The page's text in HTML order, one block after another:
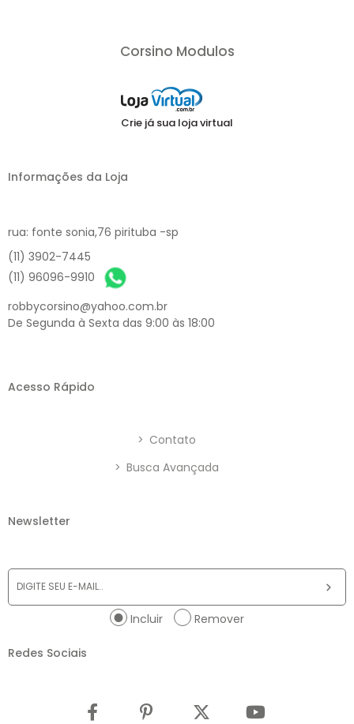
Corsino Modulos
Crie já sua loja virtual
Informações da Loja
rua: fonte sonia,76 pirituba -sp
(11) 3902-7445
(11) 96096-9910
robbycorsino@yahoo.com.br
De Segunda à Sexta das 9:00 às 18:00
Acesso Rápido
> Contato
> Busca Avançada
Newsletter
Incluir Remover
Redes Sociais